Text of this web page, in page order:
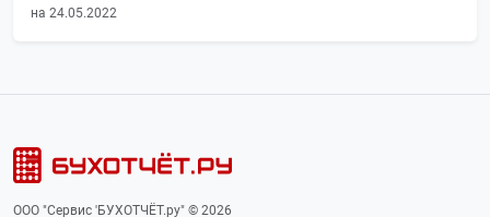
на 24.05.2022
ООО "Сервис 'БУХОТЧЁТ.ру" © 2026